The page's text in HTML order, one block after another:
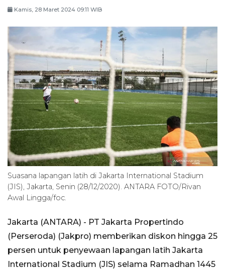
Kamis, 28 Maret 2024 09:11 WIB
Suasana lapangan latih di Jakarta International Stadium
(JIS), Jakarta, Senin (28/12/2020). ANTARA FOTO/Rivan
Awal Lingga/foc.
Jakarta (ANTARA) - PT Jakarta Propertindo
(Perseroda) (Jakpro) memberikan diskon hingga 25
persen untuk penyewaan lapangan latih Jakarta
International Stadium (JIS) selama Ramadhan 1445